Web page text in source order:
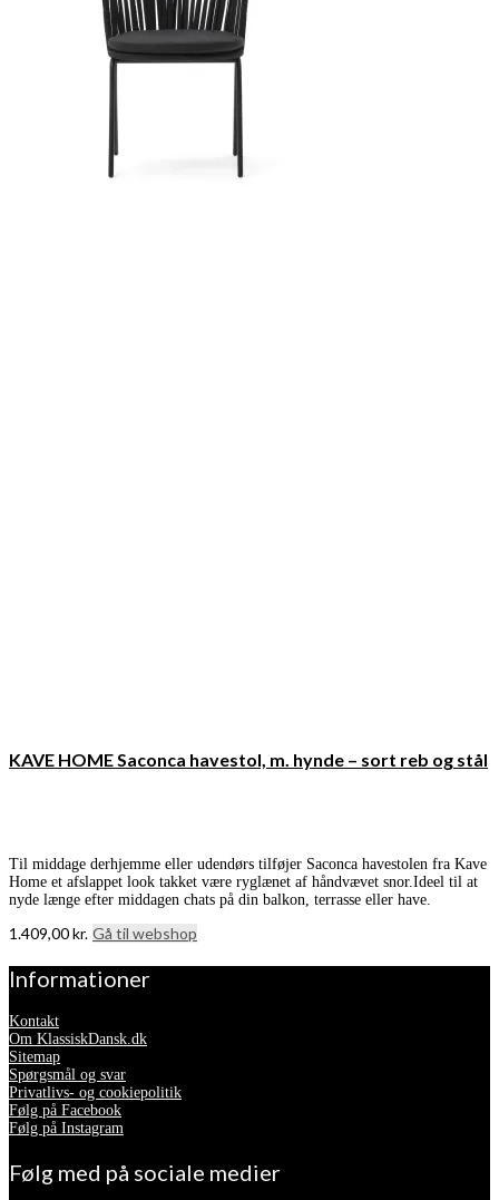
KAVE HOME Saconca havestol, m. hynde – sort reb og stål
Til middage derhjemme eller udendørs tilføjer Saconca havestolen fra Kave
Home et afslappet look takket være ryglænet af håndvævet snor.Ideel til at
nyde længe efter middagen chats på din balkon, terrasse eller have.
1.409,00kr. Gå til webshop
Informationer
Kontakt
Om KlassiskDansk.dk
Sitemap
Spørgsmål og svar
Privatlivs- og cookiepolitik
Følg på Facebook
Følg på Instagram
Følg med på sociale medier